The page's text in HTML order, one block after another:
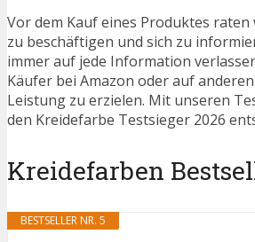
Vor dem Kauf eines Produktes
zu beschäftigen und sich zu
immer auf jede Information
Käufer bei Amazon oder auf
Leistung zu erzielen. Mit unseren
den Kreidefarbe Testsieger 2026
Kreidefarben
BESTSELLER NR. 5